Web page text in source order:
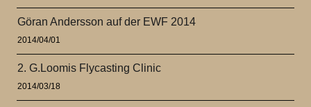
Göran Andersson auf der EWF 2014
2014/04/01
2. G.Loomis Flycasting Clinic
2014/03/18